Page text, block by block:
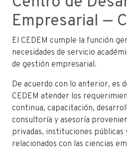
Empresarial —
El CEDEM cumple la función
necesidades de servicio
de gestión empresarial.
De acuerdo con lo anterior, es
CEDEM atender los
continua, capacitación,
consultoría y asesoría
privadas, instituciones públicas
relacionados con las ciencias